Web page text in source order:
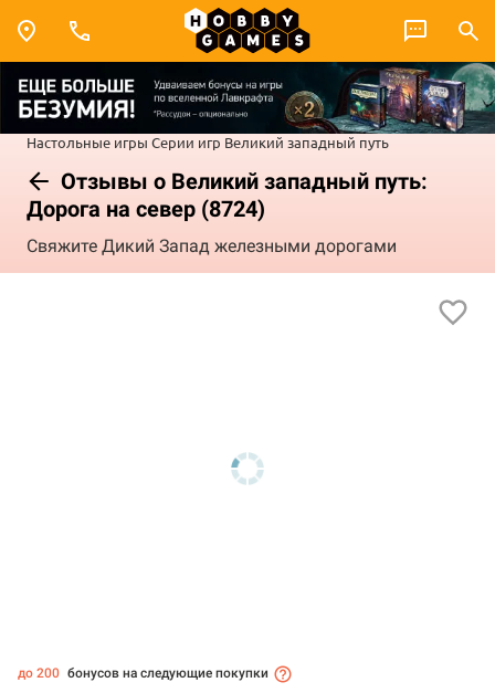
Настольные игры Серии игр Великий западный путь
Отзывы о Великий западный путь:
Дорога на север (8724)
Свяжите Дикий Запад железными дорогами
до 200 бонусов на следующие покупки